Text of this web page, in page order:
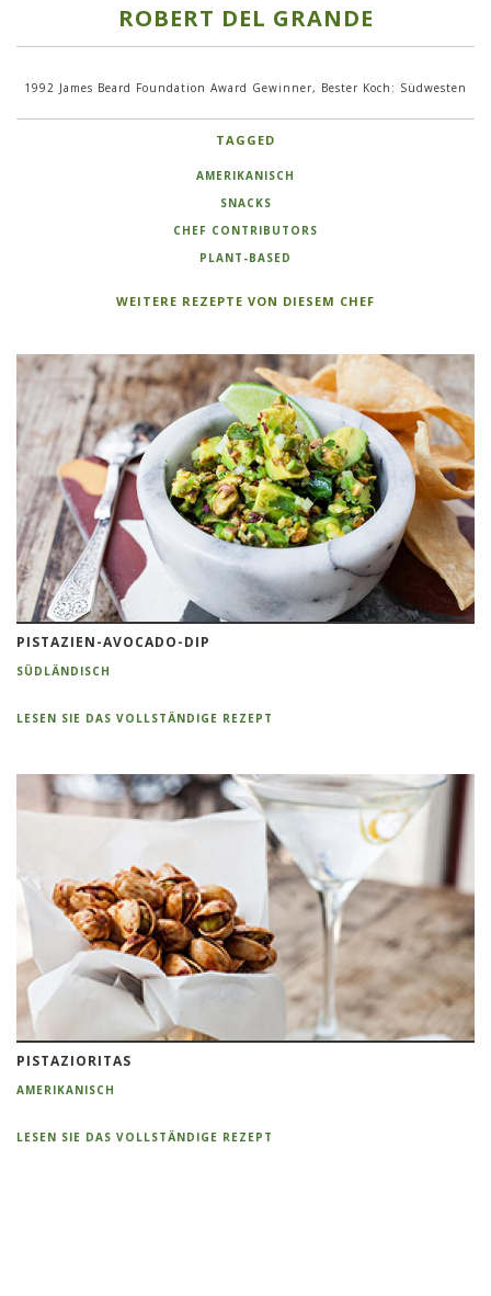
ROBERT DEL GRANDE
1992 James Beard Foundation Award Gewinner, Bester Koch: Südwesten
TAGGED
AMERIKANISCH
SNACKS
CHEF CONTRIBUTORS
PLANT-BASED
WEITERE REZEPTE VON DIESEM CHEF
PISTAZIEN-AVOCADO-DIP
SÜDLÄNDISCH
LESEN SIE DAS VOLLSTÄNDIGE REZEPT
PISTAZIORITAS
AMERIKANISCH
LESEN SIE DAS VOLLSTÄNDIGE REZEPT